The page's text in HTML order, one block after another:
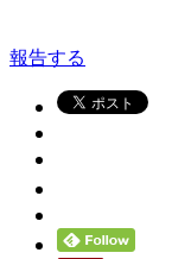
報告する